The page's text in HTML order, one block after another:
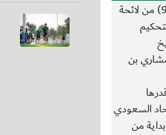
أولاً: ثبوت مخالفة نادي العروبة للمادة (90) من لائحة
مشاري بن
السعودي
يوماَ بداية من